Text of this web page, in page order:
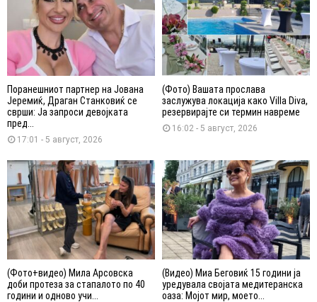
Поранешниот партнер на Јована
Јеремиќ, Драган Станковиќ се
сврши: Ја запроси девојката
пред...
17:01 - 5 август, 2026
(Фото) Вашата прослава
заслужува локација како Villa Diva,
резервирајте си термин навреме
16:02 - 5 август, 2026
(Фото+видео) Мила Арсовска
доби протеза за стапалото по 40
години и одново учи...
(Видео) Миа Беговиќ 15 години ја
уредувала својата медитеранска
оаза: Мојот мир, моето...